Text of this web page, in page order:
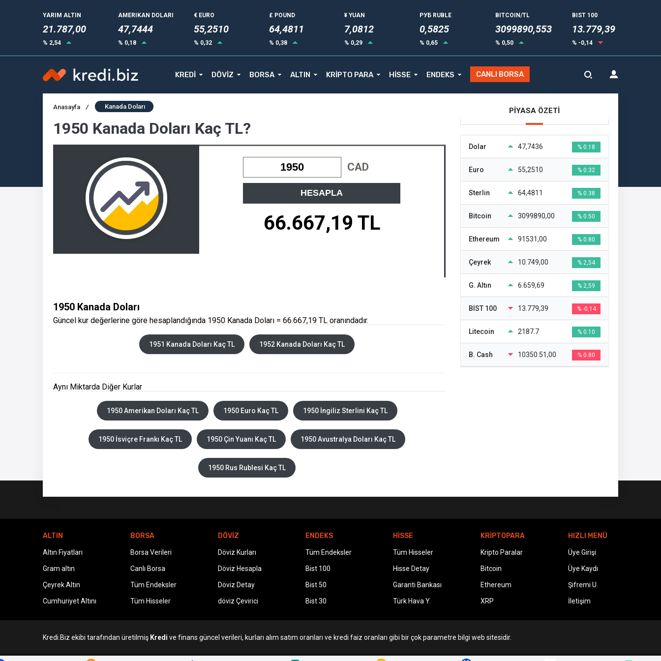
YARIM ALTIN
21.787,00
% 2,54
AMERIKAN DOLARI
47,7444
% 0,18
€ EURO
55,2515
% 0,32
£ POUND
64,4811
% 0,38
¥ YUAN
7,0812
% 0,29
РУБ RUBLE
0,5834
% 0,65
BITCOIN/TL
3099890,553
% 0,50
BIST 100
13.779,39
% -0,14
KREDİ DÖVİZ BORSA ALTIN KRİPTO PARA HİSSE ENDEKS CANLI BORSA
Anasayfa / Kanada Doları
1950 Kanada Doları Kaç TL?
CAD
HESAPLA
66.667,19 TL
1950 Kanada Doları
Güncel kur değerlerine göre hesaplandığında 1950 Kanada Doları = 66.667,19 TL oranındadır.
1951 Kanada Doları Kaç TL 1952 Kanada Doları Kaç TL
Aynı Miktarda Diğer Kurlar
1950 Amerikan Doları Kaç TL 1950 Euro Kaç TL 1950 İngiliz Sterlini Kaç TL
1950 İsviçre Frankı Kaç TL 1950 Çin Yuanı Kaç TL 1950 Avustralya Doları Kaç TL
1950 Rus Rublesi Kaç TL
PİYASA ÖZETİ
Dolar 47,7436 % 0.18
Euro 55,2510 % 0.32
Sterlin 64,4811 % 0.38
Bitcoin 3099890,00 % 0.50
Ethereum 91531,00 % 0.80
Çeyrek 10.749,00 % 2,54
G. Altın 6.659,69 % 2,59
BIST 100 13.779,39 % -0,14
Litecoin 2187.7 % 0.10
B. Cash 10350.51,00 % 0.80
ALTIN
Altın Fiyatları
Gram altın
Çeyrek Altın
Cumhuriyet Altını
BORSA
Borsa Verileri
Canlı Borsa
Tüm Endeksler
Tüm Hisseler
DÖVİZ
Döviz Kurları
Döviz Hesapla
Döviz Detay
döviz Çevirici
ENDEKS
Tüm Endeksler
Bist 100
Bist 50
Bist 30
HİSSE
Tüm Hisseler
Hisse Detay
Garanti Bankası
Türk Hava Y.
KRİPTOPARA
Kripto Paralar
Bitcoin
Ethereum
XRP
HIZLI MENÜ
Üye Girişi
Üye Kaydı
Şifremi U.
İletişim
Kredi.Biz ekibi tarafından üretilmiş Kredi ve finans güncel verileri, kurları alım satım oranları ve kredi faiz oranları gibi bir çok parametre bilgi web sitesidir.